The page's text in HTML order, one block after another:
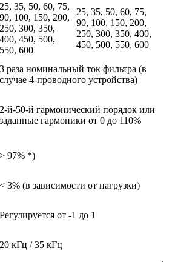
25, 35, 50, 60, 75,
90, 100, 150, 200,
250, 300, 350,
400, 450, 500,
550, 600
25, 35, 50, 60, 75,
90, 100, 150, 200,
250, 300, 350, 400,
450, 500, 550, 600
3 раза номинальный ток фильтра (в
случае 4-проводного устройства)
2-й-50-й гармонический порядок или
заданные гармоники от 0 до 110%
> 97% *)
< 3% (в зависимости от нагрузки)
Регулируется от -1 до 1
20 кГц / 35 кГц